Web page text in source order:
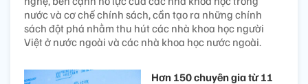
nước và cơ chế chính sách, cần tạo ra những chính
sách đột phá nhằm thu hút các nhà khoa học người
Việt ở nước ngoài và các nhà khoa học nước ngoài.
Hơn 150 chuyên gia từ 11